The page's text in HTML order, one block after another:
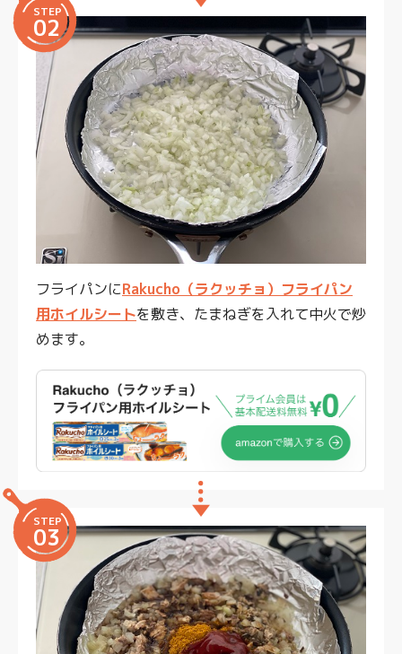
STEP
02
フライパンにRakucho（ラクッチョ）フライパン
用ホイルシートを敷き、たまねぎを入れて中火で炒
めます。
STEP
03